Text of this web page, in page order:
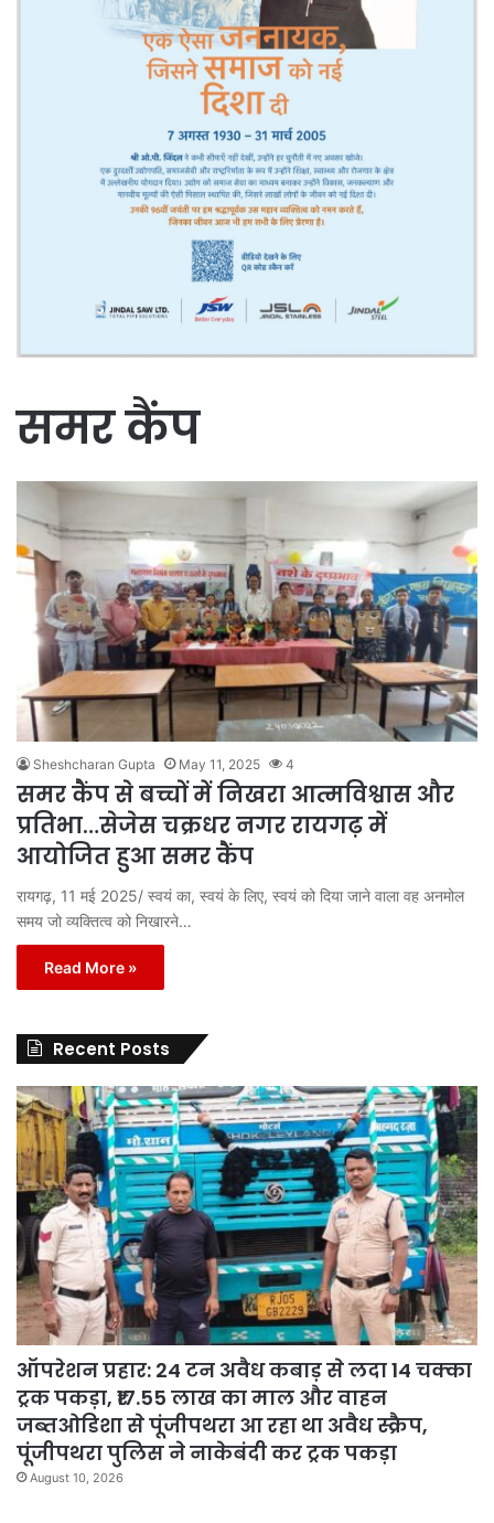
समर कैंप
Sheshcharan Gupta May 11, 2025 4
समर कैंप से बच्चों में निखरा आत्मविश्वास और
प्रतिभा…सेजेस चक्रधर नगर रायगढ़ में
आयोजित हुआ समर कैंप
रायगढ़, 11 मई 2025/ स्वयं का, स्वयं के लिए, स्वयं को दिया जाने वाला वह अनमोल
समय जो व्यक्तित्व को निखारने…
Read More »
Recent Posts
ऑपरेशन प्रहार: 24 टन अवैध कबाड़ से लदा 14 चक्का
ट्रक पकड़ा, ₹17.55 लाख का माल और वाहन
जब्तओडिशा से पूंजीपथरा आ रहा था अवैध स्क्रैप,
पूंजीपथरा पुलिस ने नाकेबंदी कर ट्रक पकड़ा
August 10, 2026